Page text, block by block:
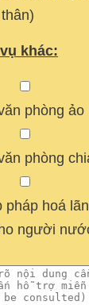
khác:
phòng ảo
phòng
pháp hoá
người